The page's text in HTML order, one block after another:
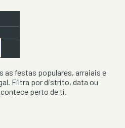
as festas populares, arraiais e
Filtra por distrito, data ou
perto de ti.